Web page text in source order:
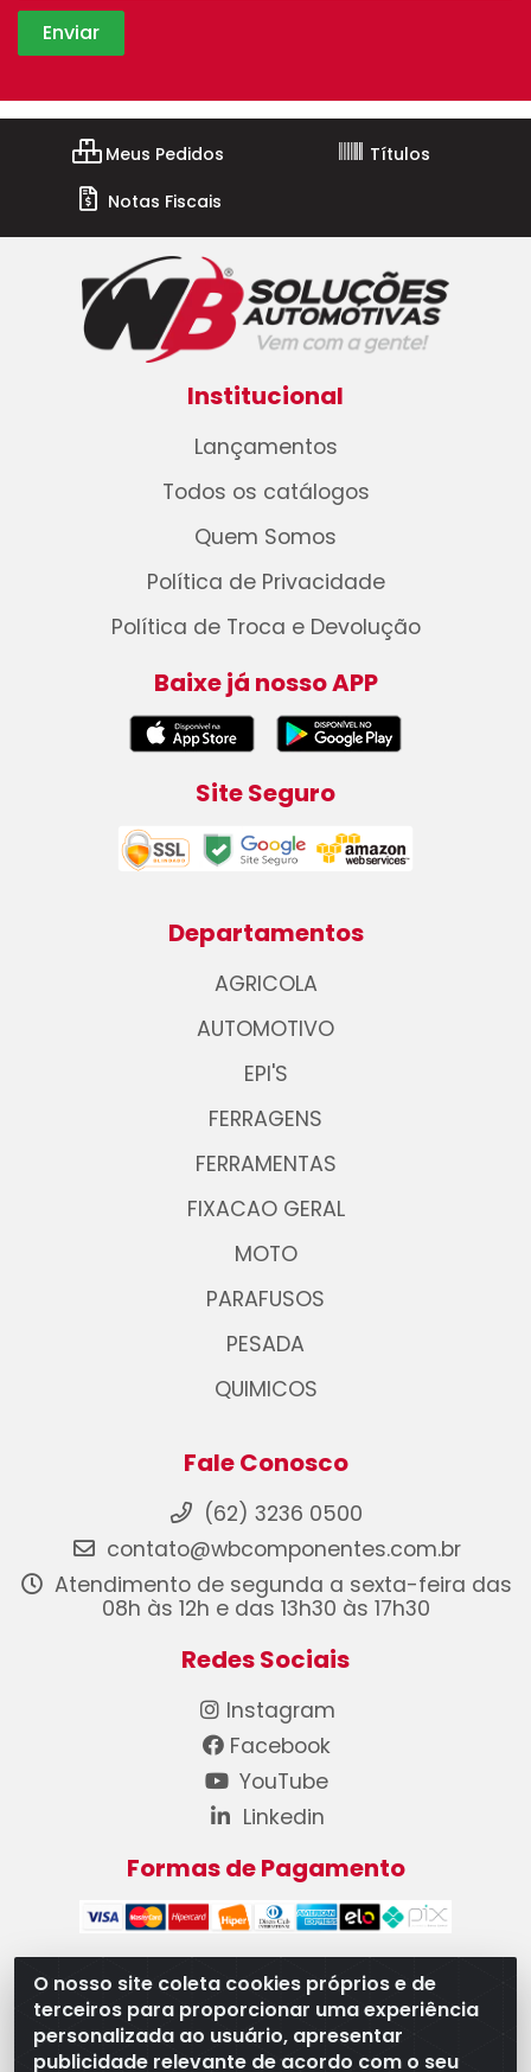
O nosso site coleta cookies próprios e de
terceiros para proporcionar uma experiência
personalizada ao usuário, apresentar
publicidade relevante de acordo com o seu
Meus Pedidos
Títulos
Notas Fiscais
Institucional
Lançamentos
Todos os catálogos
Quem Somos
Política de Privacidade
Política de Troca e Devolução
Baixe já nosso APP
Site Seguro
Departamentos
AGRICOLA
AUTOMOTIVO
EPI'S
FERRAGENS
FERRAMENTAS
FIXACAO GERAL
MOTO
PARAFUSOS
PESADA
QUIMICOS
Fale Conosco
(62) 3236 0500
contato@wbcomponentes.com.br
Atendimento de segunda a sexta-feira das
08h às 12h e das 13h30 às 17h30
Redes Sociais
Instagram
Facebook
YouTube
Linkedin
Formas de Pagamento
WB Componentes Automotivos LTDA - CNPJ
08.528.393/0001-12 - Rua do Níquel, 667 - Parque
Oeste Industrial, Goiânia/GO - CEP 74375-660